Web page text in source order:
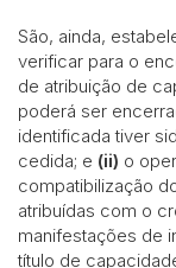
São, ainda,
verificar para o
de atribuição de
poderá ser
identificada tiver
cedida; e (ii) o
compatibilização
atribuídas com o
manifestações de
título de